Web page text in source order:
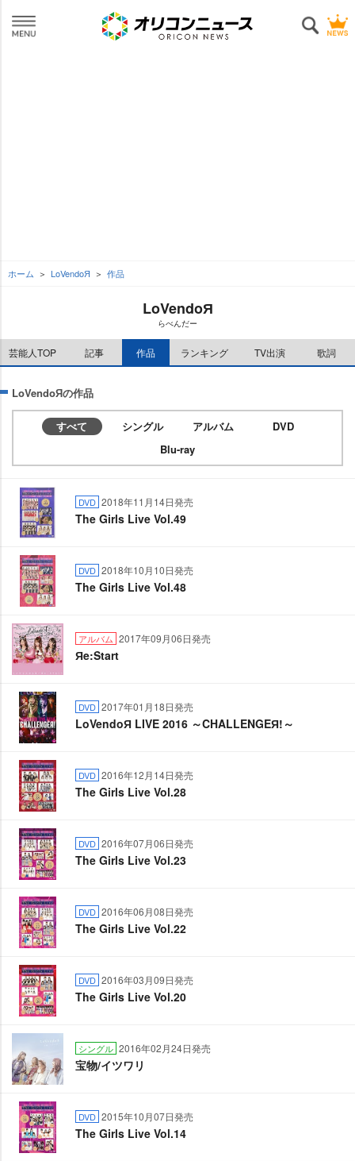
ホーム LoVendoЯ 作品
LoVendoЯ
らべんだー
芸能人TOP 記事 作品 ランキング TV出演 歌詞
LoVendoЯの作品
すべて シングル アルバム
DVD
Blu-ray
DVD 2018年11月14日発売
The Girls Live Vol.49
DVD 2018年10月10日発売
The Girls Live Vol.48
アルバム 2017年09月06日発売
Яe:Start
DVD 2017年01月18日発売
LoVendoЯ LIVE 2016 ～CHALLENGEЯ!～
DVD 2016年12月14日発売
The Girls Live Vol.28
DVD 2016年07月06日発売
The Girls Live Vol.23
DVD 2016年06月08日発売
The Girls Live Vol.22
DVD 2016年03月09日発売
The Girls Live Vol.20
シングル 2016年02月24日発売
宝物/イツワリ
DVD 2015年10月07日発売
The Girls Live Vol.14